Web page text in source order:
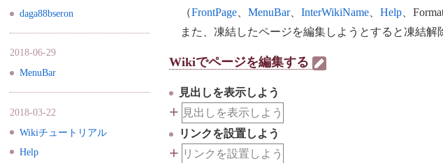
（FrontPage MenuBar、 InterWikiName Help 、
また、凍結したページを編集しようとすると凍結
Wikiでページを編集する
見出しを表示しよう
+ 見出しを表示しよう
リンクを設置しよう
+ リンクを設置しよう
daga88bseron
2018-06-29
MenuBar
2018-03-22
Wikiチュートリアル
Help